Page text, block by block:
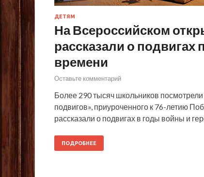
ДЕТЯМ
На Всероссийском
рассказали о подвигах
времени
Оставьте комментарий
Более 290 тысяч школьников
подвигов», приуроченного к 76-летию
рассказали о подвигах в годы войны и
ПОДРОБНЕЕ